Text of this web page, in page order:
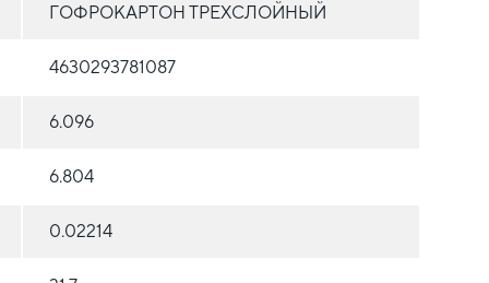
ГОФРОКАРТОН ТРЕХСЛОЙНЫЙ
4630293781087
6.096
6.804
0.02214